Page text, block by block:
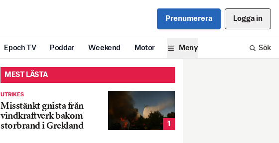
Prenumerera Logga in
Epoch TV Poddar Weekend Motor Meny Sök
MEST LÄSTA
UTRIKES
Misstänkt gnista från
vindkraftverk bakom
storbrand i Grekland
1